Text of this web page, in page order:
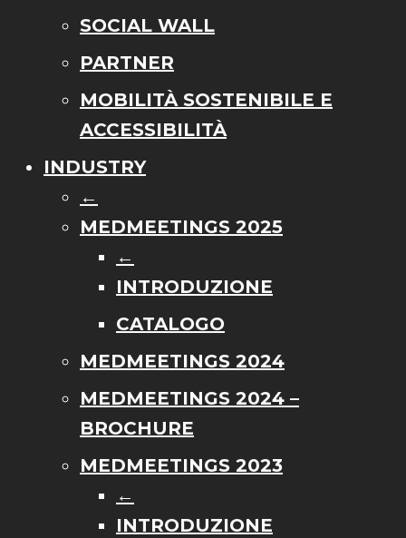
SOCIAL WALL
PARTNER
MOBILITÀ SOSTENIBILE E
ACCESSIBILITÀ
INDUSTRY
←
MEDMEETINGS 2025
←
INTRODUZIONE
CATALOGO
MEDMEETINGS 2024
MEDMEETINGS 2024 –
BROCHURE
MEDMEETINGS 2023
←
INTRODUZIONE